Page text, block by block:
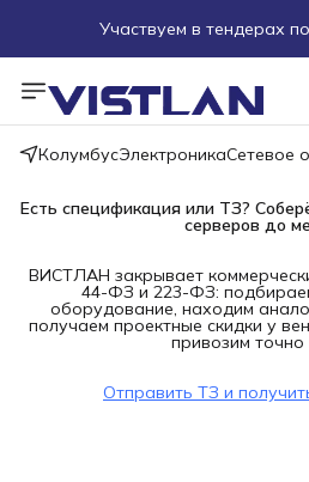
Участвуем в тендерах
Поможем подобрать
Пришлите запрос на e-
КолумбусЭлектроникаСетевое
Есть спецификация или ТЗ?
серверов до
ВИСТЛАН закрывает
44-ФЗ и 223-ФЗ:
оборудование, находим
получаем проектные скидки у
привозим точно
Отправить ТЗ и